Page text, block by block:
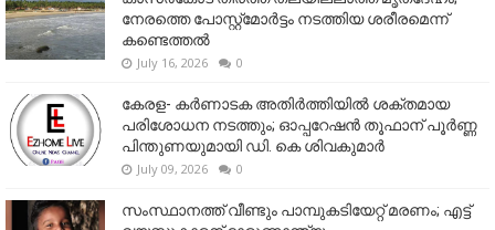
നേരത്തെ പോസ്റ്റ്‌മോർട്ടം നടത്തിയ ശരീരമെന്ന്
കണ്ടെത്തൽ
July 16, 2026 0
കേരള- കർണാടക അതിർത്തിയിൽ ശക്തമായ
പരിശോധന നടത്തും; ഓപ്പറേഷൻ തൂഫാന് പൂർണ്ണ
പിന്തുണയുമായി ഡി. കെ ശിവകുമാർ
July 09, 2026 0
സംസ്ഥാനത്ത് വീണ്ടും പാമ്പുകടിയേറ്റ് മരണം; എട്ട്